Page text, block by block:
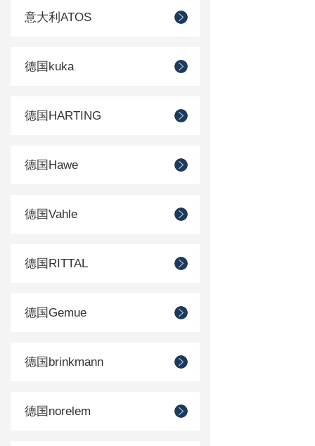
意大利ATOS
德国kuka
德国HARTING
德国Hawe
德国Vahle
德国RITTAL
德国Gemue
德国brinkmann
德国norelem